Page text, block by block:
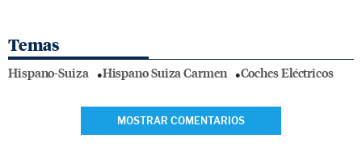
Temas
Hispano-Suiza Hispano Suiza Carmen Coches Eléctricos
MOSTRAR COMENTARIOS